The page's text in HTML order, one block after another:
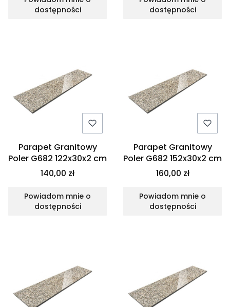
dostępności
dostępności
Parapet Granitowy
Poler G682 122x30x2 cm
140,00 zł
Powiadom mnie o
dostępności
Parapet Granitowy
Poler G682 152x30x2 cm
160,00 zł
Powiadom mnie o
dostępności